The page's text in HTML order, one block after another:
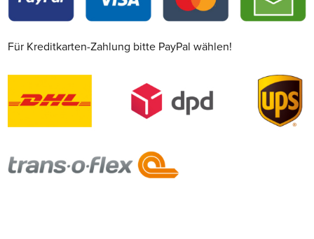
Für Kreditkarten-Zahlung bitte PayPal wählen!